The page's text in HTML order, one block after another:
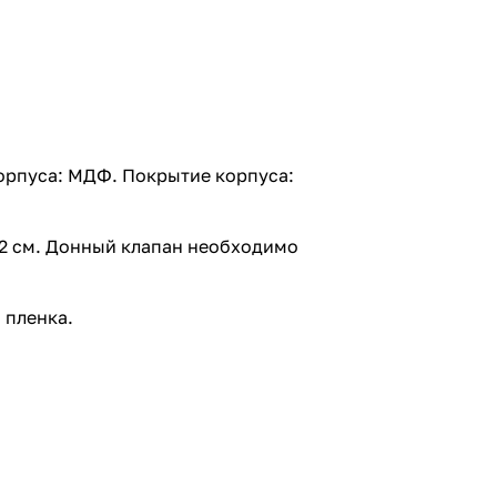
МДФ. Покрытие корпуса:
см. Донный клапан необходимо